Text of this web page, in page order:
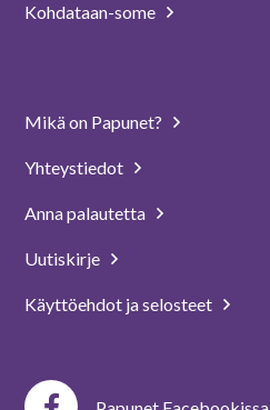
Kohdataan-some
Mikä on Papunet?
Yhteystiedot
Anna palautetta
Uutiskirje
Käyttöehdot ja selosteet